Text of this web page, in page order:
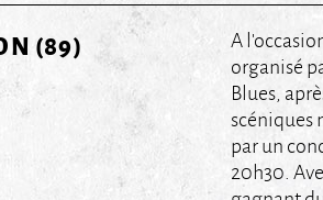
(89)
A
organisé
Blues,
scéniques
par un
20h30.